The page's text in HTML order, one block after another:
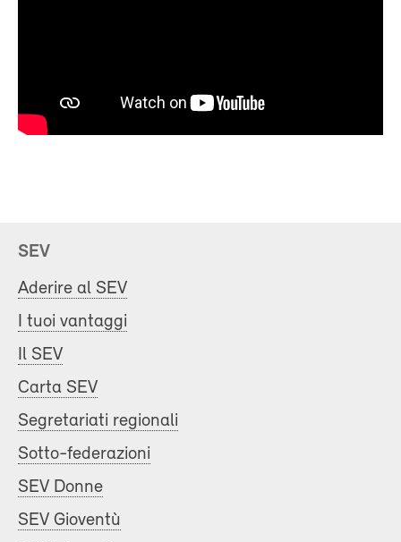
SEV
Aderire al SEV
I tuoi vantaggi
Il SEV
Carta SEV
Segretariati regionali
Sotto-federazioni
SEV Donne
SEV Gioventù